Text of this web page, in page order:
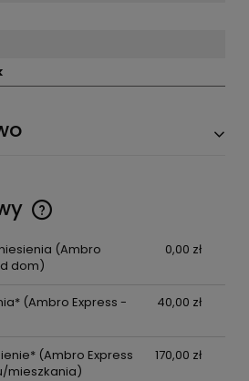
(Ambro
dom)
0,00 zł
(Ambro Express -
40,00 zł
(Ambro Express
mieszkania)
170,00 zł